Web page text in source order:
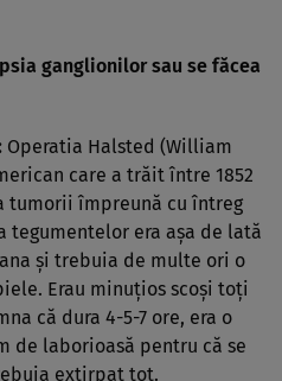
ganglionilor sau se făcea
Operatia Halsted (William
care a trăit între 1852
tumorii împreună cu întreg
tegumentelor era aşa de lată
şi trebuia de multe ori o
Erau minuţios scoşi toţi
că dura 4-5-7 ore, era o
de laborioasă pentru că se
extirpat tot.